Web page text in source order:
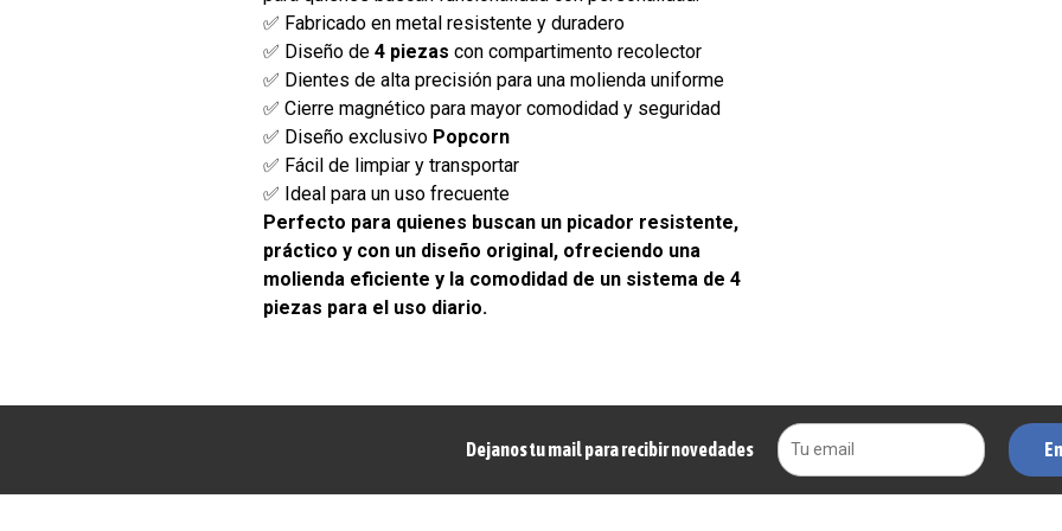
✅ Fabricado en metal resistente y duradero
✅ Diseño de4 piezas con compartimento recolector
✅ Dientes de alta precisión para una molienda uniforme
✅ Cierre magnético para mayor comodidad y seguridad
✅ Diseño exclusivo Popcorn
✅ Fácil de limpiar y transportar
✅ Ideal para un uso frecuente
Perfecto para quienes buscan un picador resistente,
práctico y con un diseño original, ofreciendo una
molienda eficiente y la comodidad de un sistema de 4
piezas para el uso diario.
Dejanos tu mail para recibir novedades